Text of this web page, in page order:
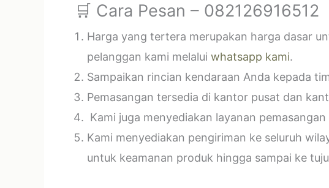
🛒 Cara Pesan – 082126916512
Harga yang tertera merupakan harga dasar
pelanggan kami melalui whatsapp kami.
Sampaikan rincian kendaraan Anda kepada
Pemasangan tersedia di kantor pusat dan
Kami juga menyediakan layanan
Kami menyediakan pengiriman ke seluruh
untuk keamanan produk hingga sampai ke